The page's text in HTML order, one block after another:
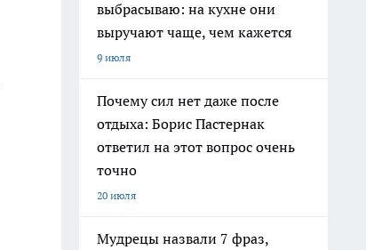
выбрасываю: на кухне они
выручают чаще, чем кажется
9 июля
Почему сил нет даже после
отдыха: Борис Пастернак
ответил на этот вопрос очень
точно
20 июля
Мудрецы назвали 7 фраз,